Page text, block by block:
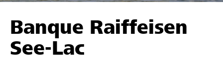
Unterstützen
Hilfe & Support
Projekte und Organisationen finden
Banque Raiffeisen
See-Lac